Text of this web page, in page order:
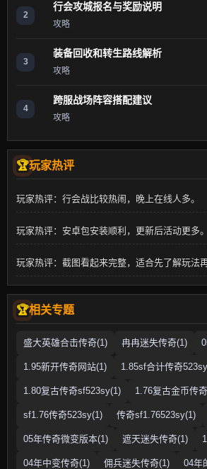
2
行会攻城报名与奖励说明
攻略
3
装备回收和转生路线解析
攻略
4
跨服战场阵容搭配建议
攻略
玩家热评
玩家热评：行会战比较热闹，晚上在线人多。
玩家热评：安卓包安装顺利，更新后活动更多。
玩家热评：截图看起来完整，适合先了解玩法再
相关专题
盛大英雄合击传奇(1) 冉冉迷失传奇(1)
1.95新开传奇网站(1) 1.85sf合计传奇
1.80复古传奇sf523sy(1) 1.76复古金币传
sf1.76传奇523sy(1) 传奇sf1.76523sy(1)
05年传奇微变版本(1) 遮天迷失传奇(1)
04年中变传奇(1) 佣兵迷失传奇(1) 04年